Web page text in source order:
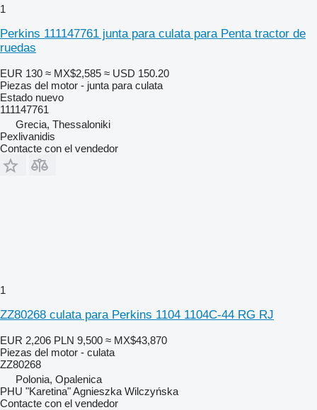
1
Perkins 111147761 junta para culata para Penta tractor de
ruedas
EUR 130 ≈ MX$2,585 ≈ USD 150.20
Piezas del motor - junta para culata
Estado nuevo
111147761
Grecia, Thessaloniki
Pexlivanidis
Contacte con el vendedor
1
ZZ80268 culata para Perkins 1104 1104C-44 RG RJ
EUR 2,206 PLN 9,500 ≈ MX$43,870
Piezas del motor - culata
ZZ80268
Polonia, Opalenica
PHU "Karetina" Agnieszka Wilczyńska
Contacte con el vendedor